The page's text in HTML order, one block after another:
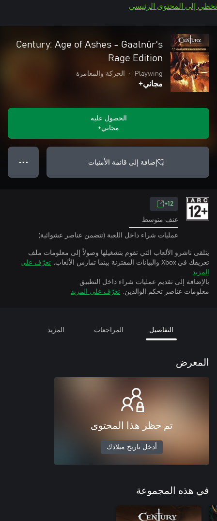
تخطي إلى المحتوى الرئيسي
Century: Age of Ashes - Gaalnür's
Rage Edition
Playwing
• الحركة والمغامرة
مجاني+
الحصول عليه
مجاني+
إضافة إلى قائمة الأمنيات ● ● ●
12+
عنف متوسط
عمليات شراء داخل اللعبة (تتضمن عناصر عشوائية)
يتلقى ناشرو الألعاب التي تقوم بتشغيلها وصولاً إلى معلومات ملف
تعريفك في Xbox والبيانات المقترنة بينما تمارس الألعاب.
تعرّف على
المزيد
بالإضافة إلى تقديم عمليات شراء داخل التطبيق
معلومات عناصر تحكم الوالدين. تعرّف على المزيد
التفاصيل المراجعات المزيد
المعرض
تم حظر هذا المحتوى
أدخل تاريخ ميلادك
في هذه المجموعة